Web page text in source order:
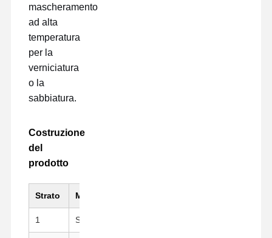
mascheramento
ad alta
temperatura
per la
verniciatura
o la
sabbiatura.
Costruzione
del
prodotto
Strato Materiale
1 Substrato PI (Kapton).